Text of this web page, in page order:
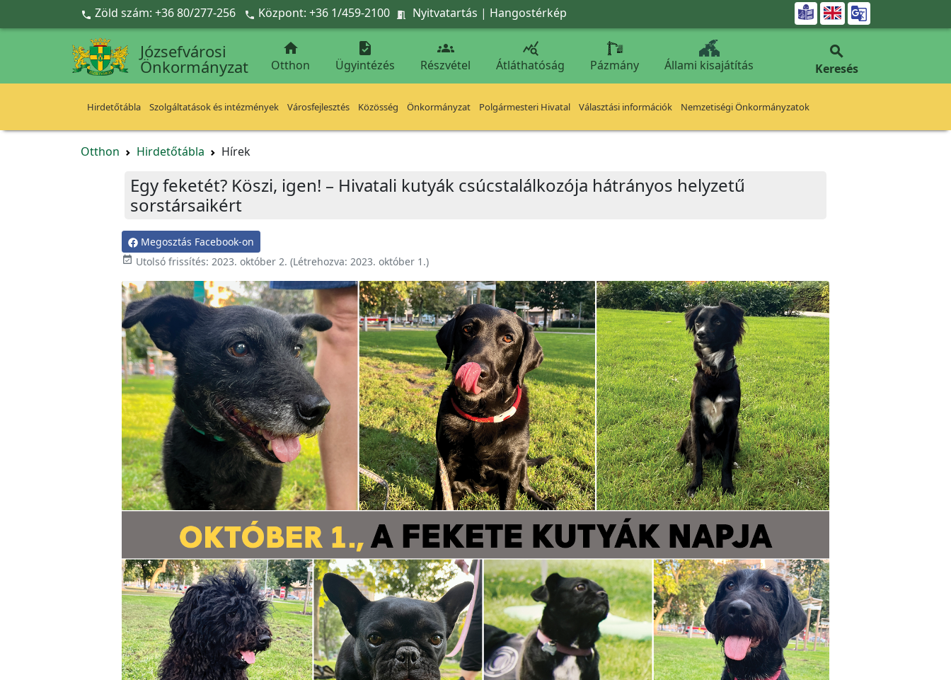
Ugrás a fő tartalomra
 Zöld szám: +36 80/277-256  Központ: +36 1/459-2100  Nyitvatartás | Hangostérkép 
Józsefvárosi
Önkormányzat

Otthon

Ügyintézés

Részvétel

Átláthatóság Pázmány Állami kisajátítás

Keresés
Hirdetőtábla Szolgáltatások és intézmények Városfejlesztés Közösség Önkormányzat Polgármesteri Hivatal Választási információk Nemzetiségi Önkormányzatok
Otthon Hirdetőtábla Hírek
Egy feketét? Köszi, igen! – Hivatali kutyák csúcstalálkozója hátrányos helyzetű
sorstársaikért
Megosztás Facebook-on
 Utolsó frissítés: 2023. október 2. (Létrehozva: 2023. október 1.)